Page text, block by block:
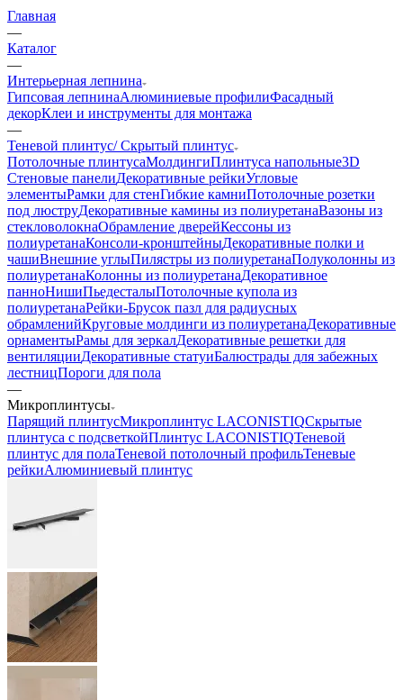
Главная
—
Каталог
—
Интерьерная лепнина
Гипсовая лепнинаАлюминиевые профилиФасадный
декорКлеи и инструменты для монтажа
—
Теневой плинтус/ Скрытый плинтус
Потолочные плинтусаМолдингиПлинтуса напольные3D
Стеновые панелиДекоративные рейкиУгловые
элементыРамки для стенГибкие камниПотолочные розетки
под люструДекоративные камины из полиуретанаВазоны из
стекловолокнаОбрамление дверейКессоны из
полиуретанаКонсоли-кронштейныДекоративные полки и
чашиВнешние углыПилястры из полиуретанаПолуколонны из
полиуретанаКолонны из полиуретанаДекоративное
панноНишиПьедесталыПотолочные купола из
полиуретанаРейки-Брусок пазл для радиусных
обрамленийКруговые молдинги из полиуретанаДекоративные
орнаментыРамы для зеркалДекоративные решетки для
вентиляцииДекоративные статуиБалюстрады для забежных
лестницПороги для пола
—
Микроплинтусы
Парящий плинтусМикроплинтус LACONISTIQСкрытые
плинтуса с подсветкойПлинтус LACONISTIQТеневой
плинтус для полаТеневой потолочный профильТеневые
рейкиАлюминиевый плинтус